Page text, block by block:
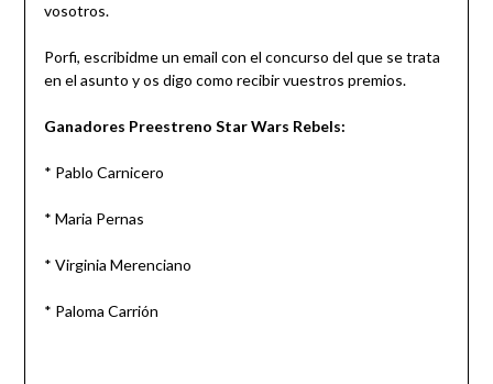
vosotros.
Porfi, escribidme un email con el concurso del que se trata
en el asunto y os digo como recibir vuestros premios.
Ganadores Preestreno Star Wars Rebels:
* Pablo Carnicero
* Maria Pernas
* Virginia Merenciano
* Paloma Carrión